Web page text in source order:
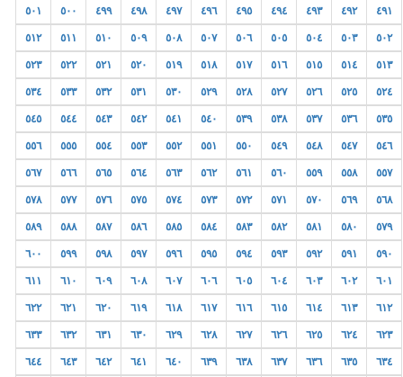
٤٩١ ٤٩٢ ٤٩٣ ٤٩٤ ٤٩٥ ٤٩٦ ٤٩٧ ٤٩٨ ٤٩٩ ٥٠٠ ٥٠١
٥٠٢ ٥٠٣ ٥٠٤ ٥٠٥ ٥٠٦ ٥٠٧ ٥٠٨ ٥٠٩ ٥١٠ ٥١١ ٥١٢
٥١٣ ٥١٤ ٥١٥ ٥١٦ ٥١٧ ٥١٨ ٥١٩ ٥٢٠ ٥٢١ ٥٢٢ ٥٢٣
٥٢٤ ٥٢٥ ٥٢٦ ٥٢٧ ٥٢٨ ٥٢٩ ٥٣٠ ٥٣١ ٥٣٢ ٥٣٣ ٥٣٤
٥٣٥ ٥٣٦ ٥٣٧ ٥٣٨ ٥٣٩ ٥٤٠ ٥٤١ ٥٤٢ ٥٤٣ ٥٤٤ ٥٤٥
٥٤٦ ٥٤٧ ٥٤٨ ٥٤٩ ٥٥٠ ٥٥١ ٥٥٢ ٥٥٣ ٥٥٤ ٥٥٥ ٥٥٦
٥٥٧ ٥٥٨ ٥٥٩ ٥٦٠ ٥٦١ ٥٦٢ ٥٦٣ ٥٦٤ ٥٦٥ ٥٦٦ ٥٦٧
٥٦٨ ٥٦٩ ٥٧٠ ٥٧١ ٥٧٢ ٥٧٣ ٥٧٤ ٥٧٥ ٥٧٦ ٥٧٧ ٥٧٨
٥٧٩ ٥٨٠ ٥٨١ ٥٨٢ ٥٨٣ ٥٨٤ ٥٨٥ ٥٨٦ ٥٨٧ ٥٨٨ ٥٨٩
٥٩٠ ٥٩١ ٥٩٢ ٥٩٣ ٥٩٤ ٥٩٥ ٥٩٦ ٥٩٧ ٥٩٨ ٥٩٩ ٦٠٠
٦٠١ ٦٠٢ ٦٠٣ ٦٠٤ ٦٠٥ ٦٠٦ ٦٠٧ ٦٠٨ ٦٠٩ ٦١٠ ٦١١
٦١٢ ٦١٣ ٦١٤ ٦١٥ ٦١٦ ٦١٧ ٦١٨ ٦١٩ ٦٢٠ ٦٢١ ٦٢٢
٦٢٣ ٦٢٤ ٦٢٥ ٦٢٦ ٦٢٧ ٦٢٨ ٦٢٩ ٦٣٠ ٦٣١ ٦٣٢ ٦٣٣
٦٣٤ ٦٣٥ ٦٣٦ ٦٣٧ ٦٣٨ ٦٣٩ ٦٤٠ ٦٤١ ٦٤٢ ٦٤٣ ٦٤٤